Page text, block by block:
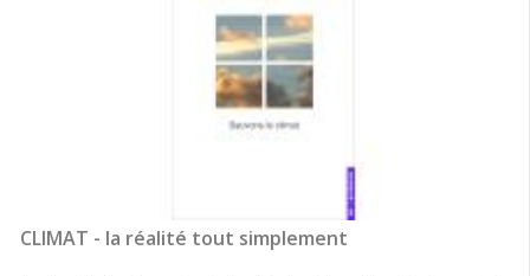
CLIMAT - la réalité tout simplement